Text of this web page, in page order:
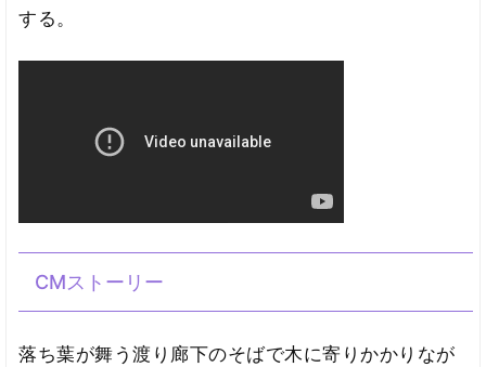
する。
CMストーリー
落ち葉が舞う渡り廊下のそばで木に寄りかかりなが